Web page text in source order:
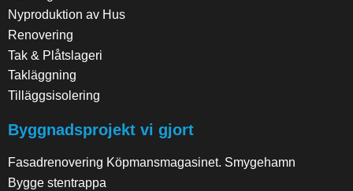
Nyproduktion av Hus
Renovering
Tak & Plåtslageri
Takläggning
Tilläggsisolering
Byggnadsprojekt vi gjort
Fasadrenovering Köpmansmagasinet. Smygehamn
Bygge stentrappa